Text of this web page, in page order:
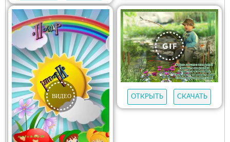
ОТКРЫТЬ СКАЧАТЬ